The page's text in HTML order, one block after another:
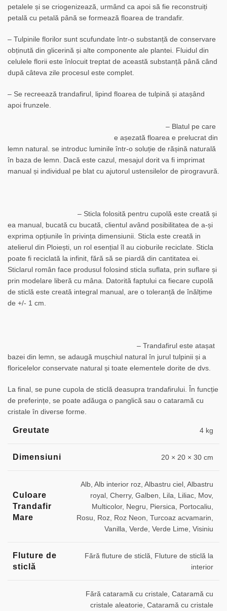
petalele și se criogenizează, urmând ca apoi să fie reconstruiți
petală cu petală până se formează floarea de trandafir.
– Tulpinile florilor sunt scufundate într-o substanță de conservare
obținută din glicerină și alte componente ale plantei. Fluidul din
celulele florii este înlocuit treptat de această substanță până când
după câteva zile procesul este complet.
– Se recreează trandafirul, lipind floarea de tulpină și atașând
apoi frunzele.
– Blatul pe care
e așezată floarea e prelucrat din
lemn natural. se introduc luminile într-o soluție de rășină naturală
în baza de lemn. Dacă este cazul, mesajul dorit va fi imprimat
manual și individual pe blat cu ajutorul ustensilelor de pirogravură.
– Sticla folosită pentru cupolă este creată și
ea manual, bucată cu bucată, clientul având posibilitatea de a-și
exprima opțiunile în privința dimensiunii. Sticla este creată in
atelierul din Ploiești, un rol esențial îl au cioburile reciclate. Sticla
poate fi reciclată la infinit, fără să se piardă din cantitatea ei.
Sticlarul român face produsul folosind sticla suflata, prin suflare și
prin modelare liberă cu mâna. Datorită faptului ca fiecare cupolă
de sticlă este creată integral manual, are o toleranță de înălțime
de +/- 1 cm.
– Trandafirul este atașat
bazei din lemn, se adaugă mușchiul natural în jurul tulpinii și a
floricelelor conservate natural și toate elementele dorite de dvs.
La final, se pune cupola de sticlă deasupra trandafirului. În funcție
de preferințe, se poate adăuga o panglică sau o cataramă cu
cristale în diverse forme.
Greutate 4 kg
Dimensiuni 20 × 20 × 30 cm
Culoare
Trandafir
Mare
Alb, Alb interior roz, Albastru ciel, Albastru
royal, Cherry, Galben, Lila, Liliac, Mov,
Multicolor, Negru, Piersica, Portocaliu,
Rosu, Roz, Roz Neon, Turcoaz acvamarin,
Vanilla, Verde, Verde Lime, Visiniu
Fluture de
sticlă
Fără fluture de sticlă, Fluture de sticlă la
interior
Fără cataramă cu cristale, Cataramă cu
cristale aleatorie, Cataramă cu cristale